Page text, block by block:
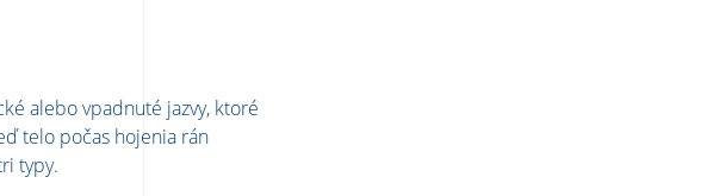
alebo vpadnuté jazvy, ktoré
telo počas hojenia rán
typy.